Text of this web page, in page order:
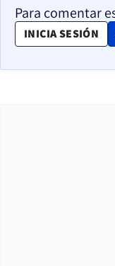
Para comentar
INICIA SESIÓN